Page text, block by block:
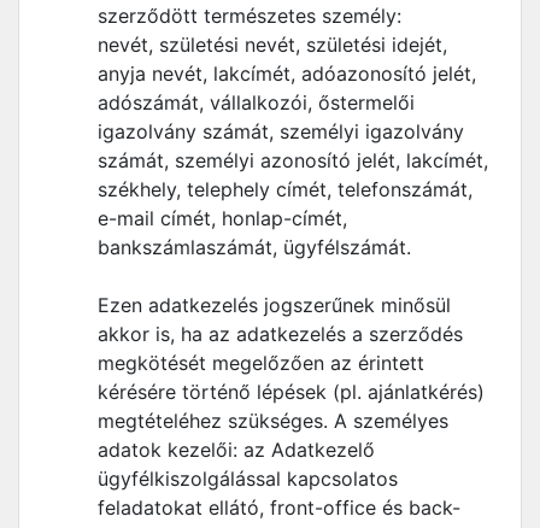
szerződött természetes személy:
nevét, születési nevét, születési idejét,
anyja nevét, lakcímét, adóazonosító jelét,
adószámát, vállalkozói, őstermelői
igazolvány számát, személyi igazolvány
számát, személyi azonosító jelét, lakcímét,
székhely, telephely címét, telefonszámát,
e-mail címét, honlap-címét,
bankszámlaszámát, ügyfélszámát.
Ezen adatkezelés jogszerűnek minősül
akkor is, ha az adatkezelés a szerződés
megkötését megelőzően az érintett
kérésére történő lépések (pl. ajánlatkérés)
megtételéhez szükséges. A személyes
adatok kezelői: az Adatkezelő
ügyfélkiszolgálással kapcsolatos
feladatokat ellátó, front-office és back-